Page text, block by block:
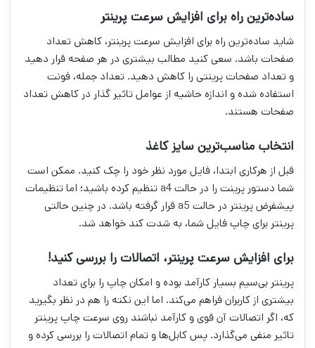
ساده‌ترین راه برای افزایش سرعت پرینتر
شاید ساده‌ترین راه برای افزایش سرعت پرینتر، کاهش تعداد
صفحات باشد. سعی کنید مطالب بیشتری در هر صفحه قرار دهید
و تعداد صفحات پرینتی را کاهش دهید. تعداد جمله، فونت
استفاده شده و اندازه حاشیه از عوامل تاثیر گذار در کاهش تعداد
صفحات هستند.
انتخاب مناسب‌ترین سایز کاغذ
قبل از هرکاری ابتدا، فایل مورد نظر خود را چک کنید. ممکن است
شما دستور پرینت را در حالت a4 تنظیم کرده باشید؛ اما تنظیمات
پیشفرض پرینتر در حالت a5 قرار گرفته باشد. در چنین حالتی
پرینتر برای چاپ فایل شما، به شدت کند خواهد شد.
برای افزایش سرعت پرینتر، اتصالات را بررسی کنید!
پرینتر بی‌سیم بسیار کارآمد بوده و امکان چاپ را برای تعداد
بیشتری از کاربران فراهم می‌کند. اما این نکته را هم در نظر بگیرید
که، اگر اتصالات آن قوی و کارآمد نباشند روی سرعت چاپ پرینتر
تاثیر منفی می‌گذارد. پس کابل‌ها و تمام اتصالات را بررسی کرده و